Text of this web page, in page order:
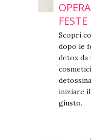
FESTE
Scopri
dopo le
detox da
iniziare il
giusto.